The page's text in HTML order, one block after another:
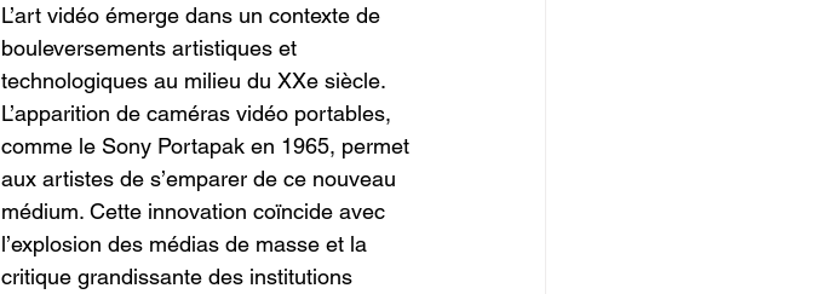
L’art vidéo émerge dans un contexte de
bouleversements artistiques et
technologiques au milieu du XXe siècle.
L’apparition de caméras vidéo portables,
comme le Sony Portapak en 1965, permet
aux artistes de s’emparer de ce nouveau
médium. Cette innovation coïncide avec
l’explosion des médias de masse et la
critique grandissante des institutions